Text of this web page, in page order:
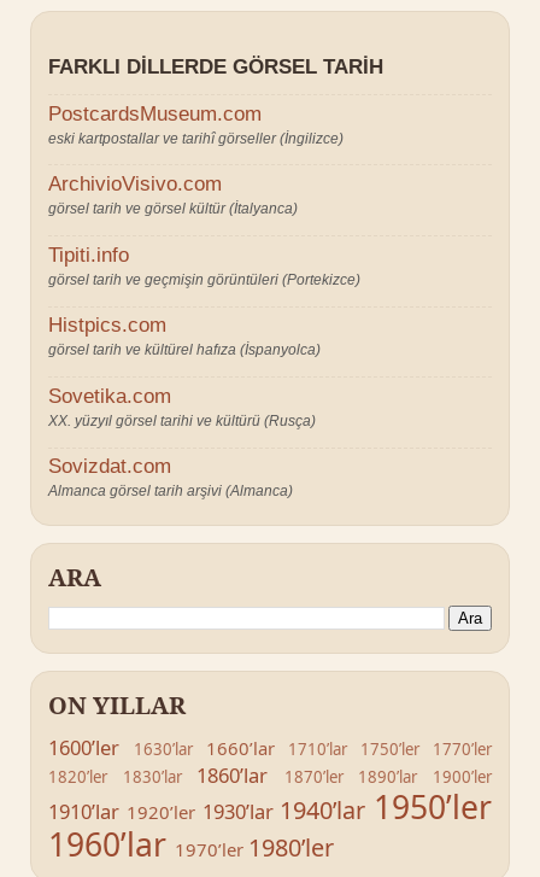
FARKLI DILLERDE GÖRSEL TARIH
PostcardsMuseum.com
eski kartpostallar ve tarihî görseller (İngilizce)
ArchivioVisivo.com
görsel tarih ve görsel kültür (İtalyanca)
Tipiti.info
görsel tarih ve geçmişin görüntüleri (Portekizce)
Histpics.com
görsel tarih ve kültürel hafıza (İspanyolca)
Sovetika.com
XX. yüzyıl görsel tarihi ve kültürü (Rusça)
Sovizdat.com
Almanca görsel tarih arşivi (Almanca)
ARA
ON YILLAR
1600’ler 1630’lar 1660’lar 1710’lar 1750’ler
1770’ler
1820’ler
1830’lar 1860’lar 1870’ler 1890’lar 1900’ler
1910’lar 1920’ler 1930’lar 1940’lar 1950’ler
1960’lar 1970’ler 1980’ler